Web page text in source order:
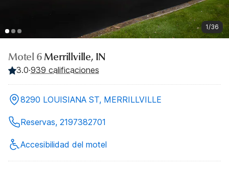
1/36
Motel 6 Merrillville, IN
3.0·939 calificaciones
8290 LOUISIANA ST, MERRILLVILLE
Reservas, 2197382701
Accesibilidad del motel